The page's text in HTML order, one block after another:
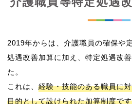
2019年からは、介護職員の確保や
処遇改善加算に加え、特定処遇改
た。
これは、 経験・技能のある職員に
目的として設けられた加算制度で